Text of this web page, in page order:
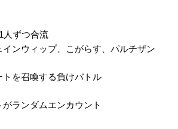
人ずつ合流
ンウィップ、こがらす、パルチザン
を召喚する負けバトル
ランダムエンカウント